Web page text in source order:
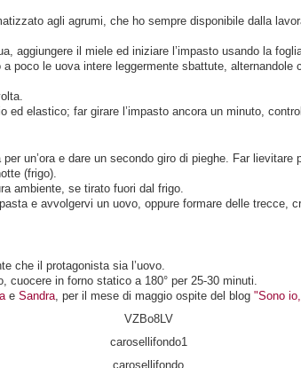
agli agrumi, che ho sempre disponibile dalla
aggiungere il miele ed iniziare l’impasto usando la
poco le uova intere leggermente sbattute,
elastico; far girare l’impasto ancora un minuto,
un’ora e dare un secondo giro di pieghe. Far
(frigo).
ambiente, se tirato fuori dal frigo.
e avvolgervi un uovo, oppure formare delle trecce,
che il protagonista sia l’uovo.
cuocere in forno statico a 180° per 25-30 minuti.
e Sandra, per il mese di maggio ospite del blog "Sono